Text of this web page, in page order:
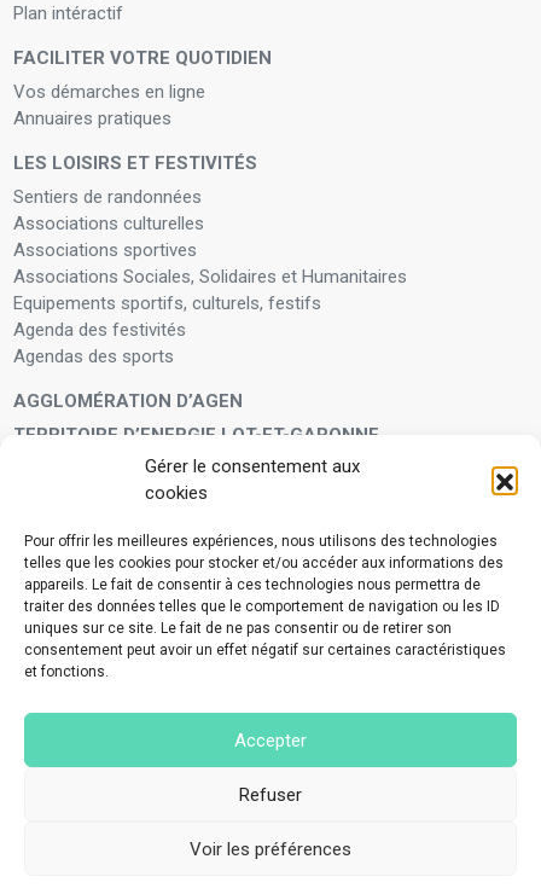
Gérer le consentement aux
cookies
Pour offrir les meilleures expériences, nous utilisons des technologies
telles que les cookies pour stocker et/ou accéder aux informations des
appareils. Le fait de consentir à ces technologies nous permettra de
traiter des données telles que le comportement de navigation ou les ID
uniques sur ce site. Le fait de ne pas consentir ou de retirer son
consentement peut avoir un effet négatif sur certaines caractéristiques
et fonctions.
Accepter
Refuser
Voir les préférences
Plan intéractif
FACILITER VOTRE QUOTIDIEN
Vos démarches en ligne
Annuaires pratiques
LES LOISIRS ET FESTIVITÉS
Sentiers de randonnées
Associations culturelles
Associations sportives
Associations Sociales, Solidaires et Humanitaires
Equipements sportifs, culturels, festifs
Agenda des festivités
Agendas des sports
AGGLOMÉRATION D’AGEN
TERRITOIRE D’ENERGIE LOT-ET-GARONNE
Enfants et adolescents
VIVRE À VOS CÔTÉS
Service municipal d’aide administrative
Aide à la personne en difficulté
Télé-alerte
Collecte des déchets ménagers et encombrants
Application Mes déchets-Agglo Agen